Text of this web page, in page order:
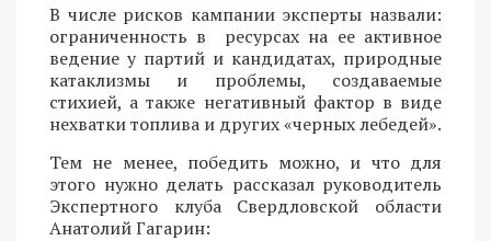
В числе рисков кампании эксперты назвали:
ограниченность в ресурсах на ее активное
ведение у партий и кандидатах, природные
катаклизмы и проблемы, создаваемые
стихией, а также негативный фактор в виде
нехватки топлива и других «черных лебедей».
Тем не менее, победить можно, и что для
этого нужно делать рассказал руководитель
Экспертного клуба Свердловской области
Анатолий Гагарин: